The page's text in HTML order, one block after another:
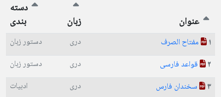
عنوان زبان
دسته
بندی
1 مفتاح الصرف دری دستور زبان
2 قواعد فارسی دری دستور زبان
3 سخندان فارس دری ادبیات